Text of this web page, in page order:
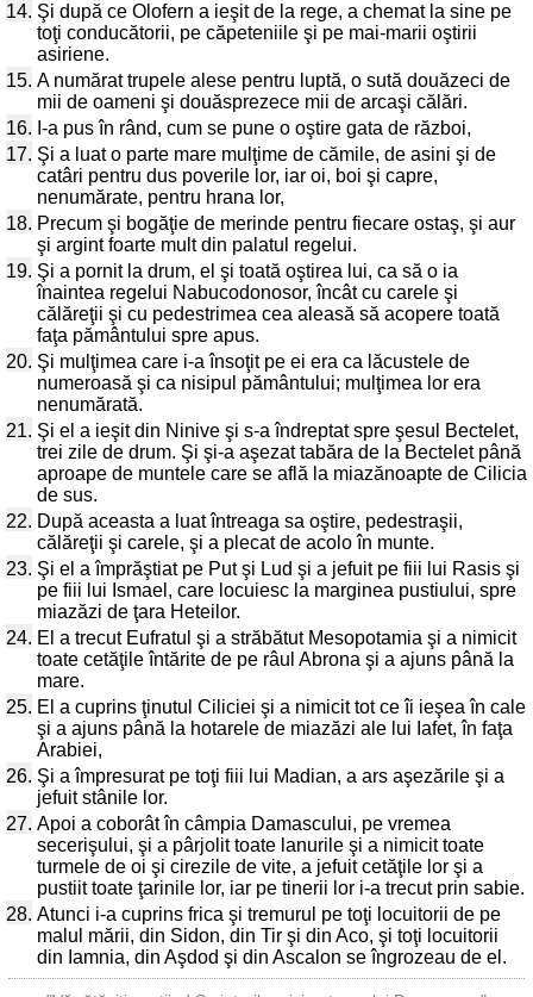
14. Şi după ce Olofern a ieşit de la rege, a chemat la sine pe
toţi conducătorii, pe căpeteniile şi pe mai-marii oştirii
asiriene.
15. A numărat trupele alese pentru luptă, o sută douăzeci de
mii de oameni şi douăsprezece mii de arcaşi călări.
16. I-a pus în rând, cum se pune o oştire gata de război,
17. Şi a luat o parte mare mulţime de cămile, de asini şi de
catâri pentru dus poverile lor, iar oi, boi şi capre,
nenumărate, pentru hrana lor,
18. Precum şi bogăţie de merinde pentru fiecare ostaş, şi aur
şi argint foarte mult din palatul regelui.
19. Şi a pornit la drum, el şi toată oştirea lui, ca să o ia
înaintea regelui Nabucodonosor, încât cu carele şi
călăreţii şi cu pedestrimea cea aleasă să acopere toată
faţa pământului spre apus.
20. Şi mulţimea care i-a însoţit pe ei era ca lăcustele de
numeroasă şi ca nisipul pământului; mulţimea lor era
nenumărată.
21. Şi el a ieşit din Ninive şi s-a îndreptat spre şesul Bectelet,
trei zile de drum. Şi şi-a aşezat tabăra de la Bectelet până
aproape de muntele care se află la miazănoapte de Cilicia
de sus.
22. După aceasta a luat întreaga sa oştire, pedestraşii,
călăreţii şi carele, şi a plecat de acolo în munte.
23. Şi el a împrăştiat pe Put şi Lud şi a jefuit pe fiii lui Rasis şi
pe fiii lui Ismael, care locuiesc la marginea pustiului, spre
miazăzi de ţara Heteilor.
24. El a trecut Eufratul şi a străbătut Mesopotamia şi a nimicit
toate cetăţile întărite de pe râul Abrona şi a ajuns până la
mare.
25. El a cuprins ţinutul Ciliciei şi a nimicit tot ce îi ieşea în cale
şi a ajuns până la hotarele de miazăzi ale lui Iafet, în faţa
Arabiei,
26. Şi a împresurat pe toţi fiii lui Madian, a ars aşezările şi a
jefuit stânile lor.
27. Apoi a coborât în câmpia Damascului, pe vremea
secerişului, şi a pârjolit toate lanurile şi a nimicit toate
turmele de oi şi cirezile de vite, a jefuit cetăţile lor şi a
pustiit toate ţarinile lor, iar pe tinerii lor i-a trecut prin sabie.
28. Atunci i-a cuprins frica şi tremurul pe toţi locuitorii de pe
malul mării, din Sidon, din Tir şi din Aco, şi toţi locuitorii
din Iamnia, din Aşdod şi din Ascalon se îngrozeau de el.